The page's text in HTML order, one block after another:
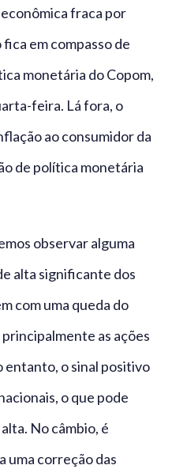
fraca por
em compasso de
monetária do Copom,
feira. Lá fora, o
ao consumidor da
de política monetária
observar alguma
alta significante dos
com uma queda do
as ações
entanto, o sinal positivo
o que pode
No câmbio, é
uma correção das